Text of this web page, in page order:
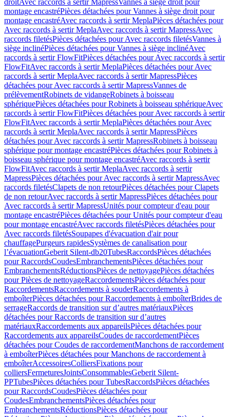
droitAvec raccords à sertir MapressVannes à siège droit pour
montage encastréPièces détachées pour Vannes à siège droit pour
montage encastréAvec raccords à sertir MeplaPièces détachées pour
Avec raccords à sertir MeplaAvec raccords à sertir MapressAvec
raccords filetésPièces détachées pour Avec raccords filetésVannes à
siège inclinéPièces détachées pour Vannes à siège inclinéAvec
raccords à sertir FlowFitPièces détachées pour Avec raccords à sertir
FlowFitAvec raccords à sertir MeplaPièces détachées pour Avec
raccords à sertir MeplaAvec raccords à sertir MapressPièces
détachées pour Avec raccords à sertir MapressVannes de
prélèvementRobinets de vidangeRobinets à boisseau
sphériquePièces détachées pour Robinets à boisseau sphériqueAvec
raccords à sertir FlowFitPièces détachées pour Avec raccords à sertir
FlowFitAvec raccords à sertir MeplaPièces détachées pour Avec
raccords à sertir MeplaAvec raccords à sertir MapressPièces
détachées pour Avec raccords à sertir MapressRobinets à boisseau
sphérique pour montage encastréPièces détachées pour Robinets à
boisseau sphérique pour montage encastréAvec raccords à sertir
FlowFitAvec raccords à sertir MeplaAvec raccords à sertir
MapressPièces détachées pour Avec raccords à sertir MapressAvec
raccords filetésClapets de non retourPièces détachées pour Clapets
de non retourAvec raccords à sertir MapressPièces détachées pour
Avec raccords à sertir MapressUnités pour compteur d'eau pour
montage encastréPièces détachées pour Unités pour compteur d'eau
pour montage encastréAvec raccords filetésPièces détachées pour
Avec raccords filetésSoupapes d'évacuation d'air pour
chauffagePurgeurs rapidesSystèmes de canalisation pour
l’évacuationGeberit Silent-db20TubesRaccordsPièces détachées
pour RaccordsCoudesEmbranchementsPièces détachées pour
EmbranchementsRéductionsPièces de nettoyagePièces détachées
pour Pièces de nettoyageRaccordementsPièces détachées pour
RaccordementsRaccordements à souderRaccordements à
emboîterPièces détachées pour Raccordements à emboîterBrides de
serrageRaccords de transition sur d’autres matériauxPièces
détachées pour Raccords de transition sur d’autres
matériauxRaccordements aux appareilsPièces détachées pour
Raccordements aux appareilsCoudes de raccordementPièces
détachées pour Coudes de raccordementManchons de raccordement
à emboîterPièces détachées pour Manchons de raccordement à
emboîterAccessoiresColliersFixations pour
colliersFermeturesJointsConsommablesGeberit Silent-
PPTubesPièces détachées pour TubesRaccordsPièces détachées
pour RaccordsCoudesPièces détachées pour
CoudesEmbranchementsPièces détachées pour
EmbranchementsRéductionsPièces détachées pour